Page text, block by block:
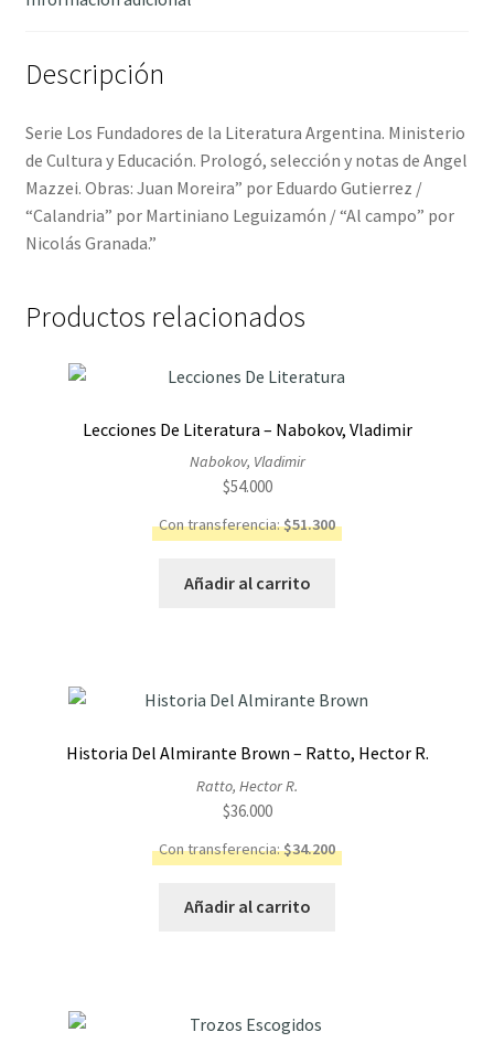
Descripción
Serie Los Fundadores de la Literatura Argentina. Ministerio
de Cultura y Educación. Prologó, selección y notas de Angel
Mazzei. Obras: Juan Moreira” por Eduardo Gutierrez /
“Calandria” por Martiniano Leguizamón / “Al campo” por
Nicolás Granada.”
Productos relacionados
Lecciones De Literatura – Nabokov, Vladimir
Nabokov, Vladimir
$54.000
Con transferencia:$51.300
Añadir al carrito
Historia Del Almirante Brown – Ratto, Hector R.
Ratto, Hector R.
$36.000
Con transferencia:$34.200
Añadir al carrito